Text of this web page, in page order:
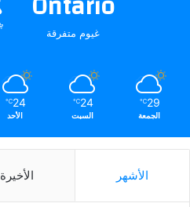
غيوم متفرقة
29
℃
الجمعة
24
℃
السبت
24
℃
الأحد
الأشهر الأخيرة